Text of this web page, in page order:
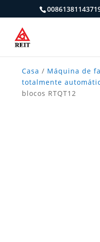
Casa / Máquina de
totalmente
blocos RTQT12